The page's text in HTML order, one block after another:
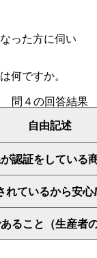
った方に伺い
何ですか。
問４の回答結果
自由記述
が認証をしている
れているから安
あること（生産者